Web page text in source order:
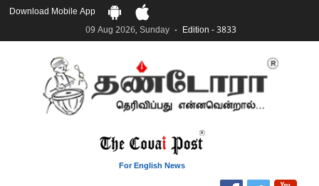
Download Mobile App
09 Aug 2026, Sunday
Edition - 3833
For English News